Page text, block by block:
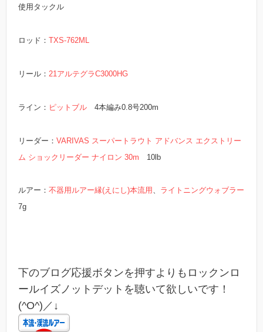
使用タックル
ロッド： TXS-762ML
リール： 21アルテグラC3000HG
ライン： ピットブル 4本編み0.8号200m
リーダー： VARIVAS スーパートラウト アドバンス エクストリー
ム ショックリーダー ナイロン 30m 10lb
ルアー： 不器用ルアー縁(えにし)本流用 、 ライトニングウォブラー
7g
下のブログ応援ボタンを押すよりもロックンロ
ールイズノットデットを聴いて欲しいです！
(^O^)／↓